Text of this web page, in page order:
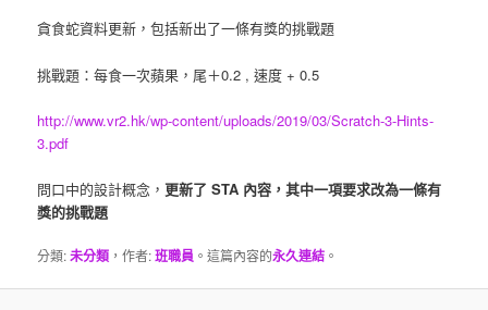
貪食蛇資料更新，包括新出了一條有獎的挑戰題
挑戰題：每食一次蘋果，尾＋0.2 , 速度 + 0.5
http://www.vr2.hk/wp-content/uploads/2019/03/Scratch-3-Hints-
3.pdf
問口中的設計概念，更新了 STA 內容，其中一項要求改為一條有
獎的挑戰題
分類:未分類 ，作者:班職員 。這篇內容的永久連結 。